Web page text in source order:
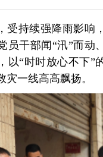
受持续强降雨影响
员干部闻“汛”而动
以“时时放心不下”
灾一线高高飘扬。